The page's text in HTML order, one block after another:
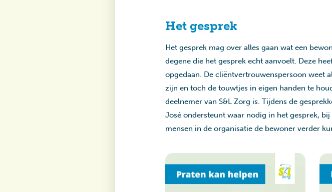
Het gesprek
Het gesprek mag over alles gaan wat een
degene die het gesprek echt aanvoelt. Deze
opgedaan. De cliëntvertrouwenspersoon weet
zijn en toch de touwtjes in eigen handen te
deelnemer van S&L Zorg is. Tijdens de
José ondersteunt waar nodig in het gesprek,
mensen in de organisatie de bewoner verder